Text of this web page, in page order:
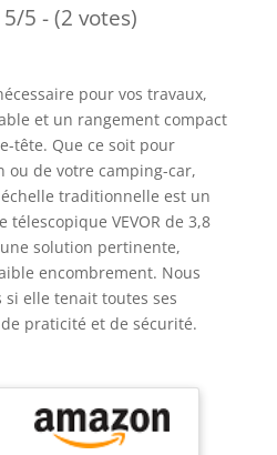
5/5 - (2 votes)
pour vos travaux,
et un rangement compact
tête. Que ce soit pour
ou de votre camping-car,
échelle traditionnelle est un
télescopique VEVOR de 3,8
solution pertinente,
encombrement. Nous
elle tenait toutes ses
praticité et de sécurité.